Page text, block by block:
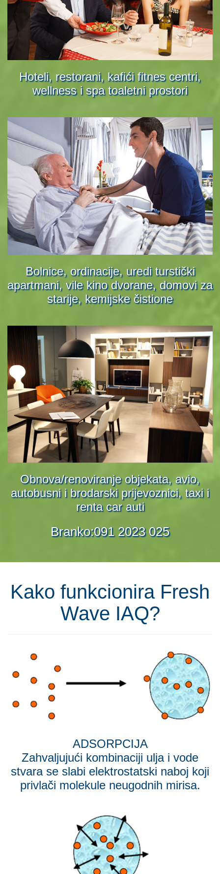
Hoteli, restorani, kafići fitnes centri,
wellness i spa toaletni prostori
Bolnice, ordinacije, uredi turstički
apartmani, vile kino dvorane, domovi za
starije, kemijske čistione
Obnova/renoviranje objekata, avio,
autobusni i brodarski prijevoznici, taxi i
renta car auti
Kako funkcionira Fresh
Wave IAQ?
ADSORPCIJA
Zahvaljujući kombinaciji ulja i vode
stvara se slabi elektrostatski naboj koji
privlači molekule neugodnih mirisa.